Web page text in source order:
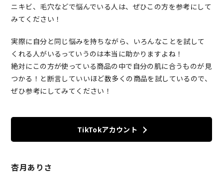
ニキビ、毛穴などで悩んでいる人は、ぜひこの方を参考にして
みてください！
実際に自分と同じ悩みを持ちながら、いろんなことを試して
くれる人がいるっていうのは本当に助かりますよね！
絶対にこの方が使っている商品の中で自分の肌に合うものが見
つかる！と断言していいほど数多くの商品を試しているので、
ぜひ参考にしてみてください！
TikTokアカウント
杏月ありさ